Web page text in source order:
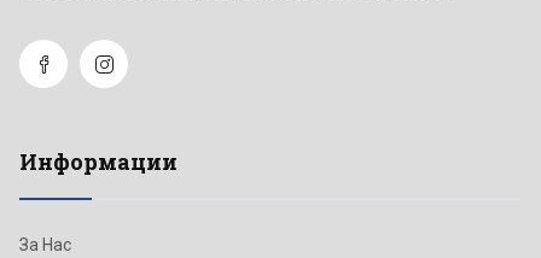
Информации
За Нас